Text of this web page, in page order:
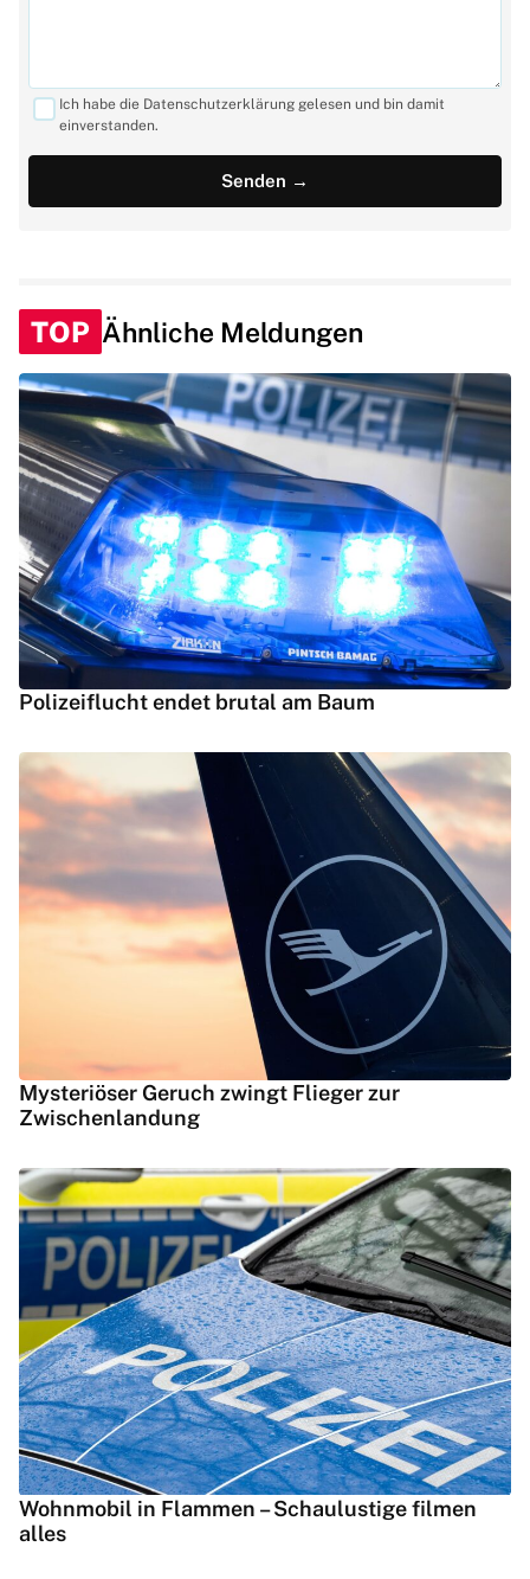
Ich habe die Datenschutzerklärung gelesen und bin damit
einverstanden.
TOP Ähnliche Meldungen
Polizeiflucht endet brutal am Baum
Mysteriöser Geruch zwingt Flieger zur
Zwischenlandung
Wohnmobil in Flammen – Schaulustige filmen
alles